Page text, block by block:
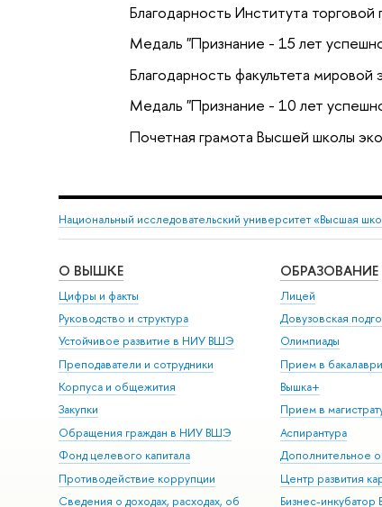
Благодарность Института
Медаль "Признание - 15 лет
Благодарность факультета
Медаль "Признание - 10 лет
Почетная грамота Высшей школы
Национальный исследовательский университет «Высшая
О ВЫШКЕ
Цифры и факты
Руководство и структура
Устойчивое развитие в НИУ ВШЭ
Преподаватели и сотрудники
Корпуса и общежития
Закупки
Обращения граждан в НИУ ВШЭ
Фонд целевого капитала
Противодействие коррупции
Сведения о доходах, расходах, об
ОБРАЗОВАНИЕ
Лицей
Довузовская
Олимпиады
Прием в
Вышка+
Прием в
Аспирантура
Дополнительное
Центр развития
Бизнес-